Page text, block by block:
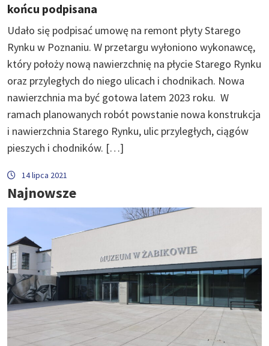
końcu podpisana
Udało się podpisać umowę na remont płyty Starego
Rynku w Poznaniu. W przetargu wyłoniono wykonawcę,
który położy nową nawierzchnię na płycie Starego Rynku
oraz przyległych do niego ulicach i chodnikach. Nowa
nawierzchnia ma być gotowa latem 2023 roku. W
ramach planowanych robót powstanie nowa konstrukcja
i nawierzchnia Starego Rynku, ulic przyległych, ciągów
pieszych i chodników. […]
14 lipca 2021
Najnowsze